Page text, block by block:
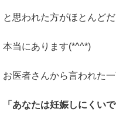
と思われた方がほとんど
本当にあります(*^^*)
お医者さんから言われた
「あなたは妊娠しにくいで